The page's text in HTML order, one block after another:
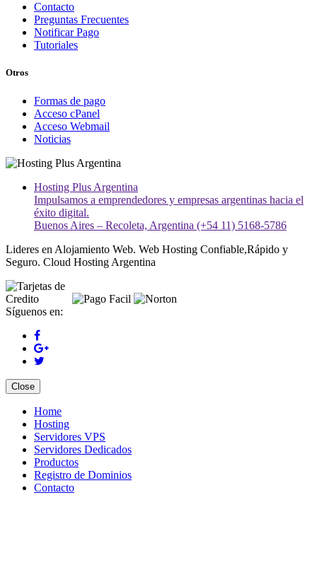
Contacto
Preguntas Frecuentes
Notificar Pago
Tutoriales
Otros
Formas de pago
Acceso cPanel
Acceso Webmail
Noticias
Hosting Plus Argentina
Impulsamos a emprendedores y empresas argentinas hacia el
éxito digital.
Buenos Aires – Recoleta, Argentina (+54 11) 5168-5786
Lideres en Alojamiento Web. Web Hosting Confiable,Rápido y
Seguro. Cloud Hosting Argentina
Síguenos en:
Close
Home
Hosting
Servidores VPS
Servidores Dedicados
Productos
Registro de Dominios
Contacto